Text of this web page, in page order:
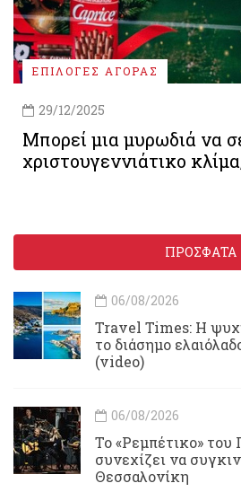
ΕΠΙΛΟΓΕΣ ΑΓΟΡΑΣ
29/12/2025
Μπορεί μια μυρωδιά να
χριστουγεννιάτικο
ΠΡΟΣΦΑΤΑ
06/08/2026
Travel Times: H
το διάσημο
(video)
06/08/2026
Το «Ρεμπέτικο» του
συνεχίζει να
Θεσσαλονίκη